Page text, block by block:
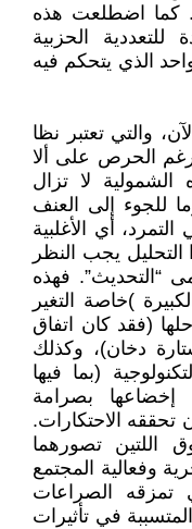
كما اضطلعت هذه
الحزبية
الذي يتحكم فيه
والتي تعتبر نظا
رغم الحرص على ألا
لا تزال
للجوء إلى العنف
أي الأغلبية
يجب النظر
“التحديث”. فهذه
)خاصة التغير
(فقد كان اتفاق
2016 مجرد ستارة دخان)، وكذلك
(بما فيها
إخضاعها بصرامة
تحققه الاحتكارات.
اللتين تصورهما
وفعالية المجتمع
تمزقه الصراعات
في تأثيرات